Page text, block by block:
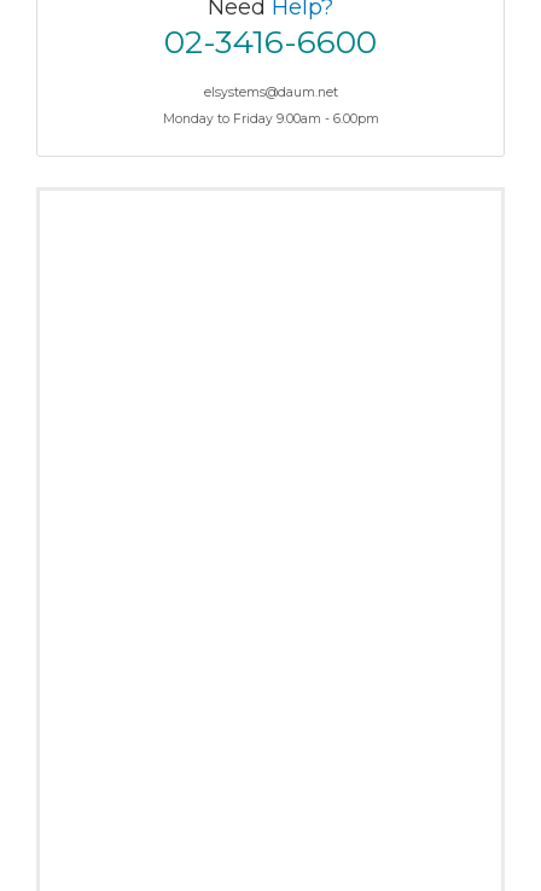
Need Help?
02-3416-6600
elsystems@daum.net
Monday to Friday 9.00am - 6.00pm